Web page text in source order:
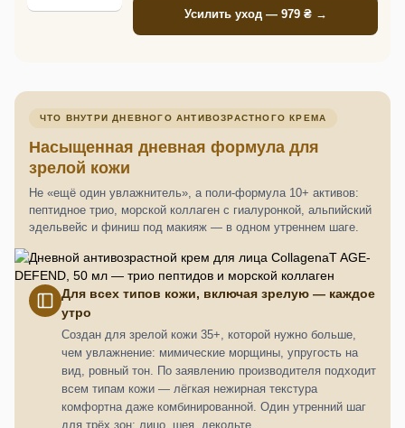
Усилить уход — 979 ₴ →
ЧТО ВНУТРИ ДНЕВНОГО АНТИВОЗРАСТНОГО КРЕМА
Насыщенная дневная формула для
зрелой кожи
Не «ещё один увлажнитель», а поли-формула 10+ активов:
пептидное трио, морской коллаген с гиалуронкой, альпийский
эдельвейс и финиш под макияж — в одном утреннем шаге.
Для всех типов кожи, включая зрелую — каждое
утро
Создан для зрелой кожи 35+, которой нужно больше,
чем увлажнение: мимические морщины, упругость на
вид, ровный тон. По заявлению производителя подходит
всем типам кожи — лёгкая нежирная текстура
комфортна даже комбинированной. Один утренний шаг
для трёх зон: лицо, шея, декольте.